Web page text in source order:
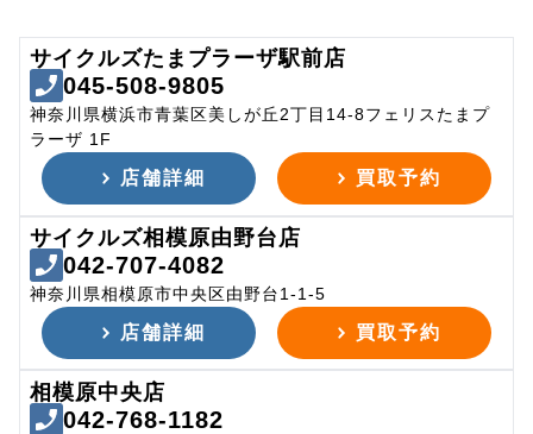
サイクルズたまプラーザ駅前店
045-508-9805
神奈川県横浜市青葉区美しが丘2丁目14-8フェリスたまプ
ラーザ 1F
店舗詳細 買取予約
サイクルズ相模原由野台店
042-707-4082
神奈川県相模原市中央区由野台1-1-5
店舗詳細 買取予約
相模原中央店
042-768-1182